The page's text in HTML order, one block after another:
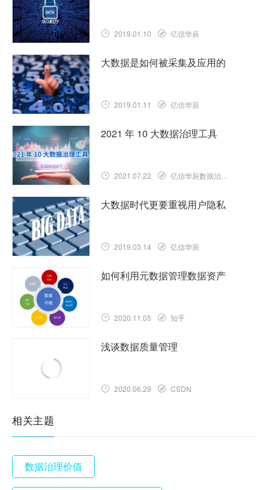
2019.01.10 亿信华辰
大数据是如何被采集及应用的
2019.01.11 亿信华辰
2021 年 10 大数据治理工具
2021.07.22 亿信华辰数据治理知识库
大数据时代更要重视用户隐私
2019.03.14 亿信华辰
如何利用元数据管理数据资产
2020.11.05 知乎
浅谈数据质量管理
2020.06.29 CSDN
相关主题
数据治理价值